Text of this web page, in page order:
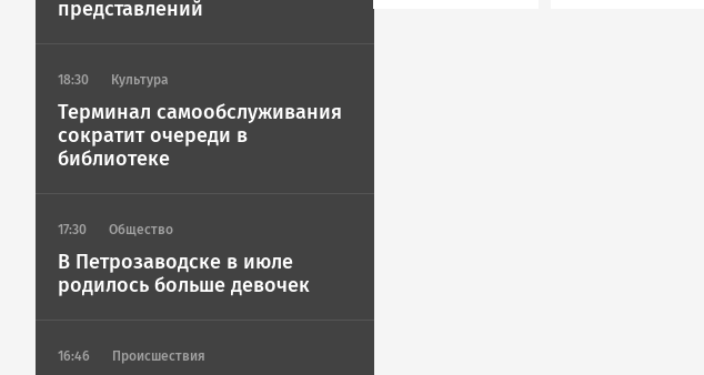
представлений
18:30 Культура
Терминал самообслуживания
сократит очереди в
библиотеке
17:30 Общество
В Петрозаводске в июле
родилось больше девочек
16:46 Происшествия